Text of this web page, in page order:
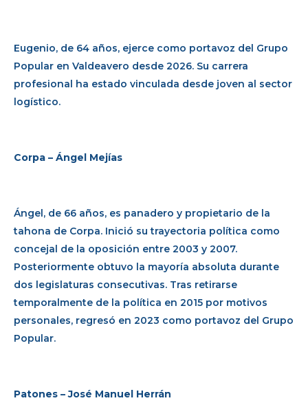
Eugenio, de 64 años, ejerce como portavoz del Grupo
Popular en Valdeavero desde 2026. Su carrera
profesional ha estado vinculada desde joven al sector
logístico.
Corpa – Ángel Mejías
Ángel, de 66 años, es panadero y propietario de la
tahona de Corpa. Inició su trayectoria política como
concejal de la oposición entre 2003 y 2007.
Posteriormente obtuvo la mayoría absoluta durante
dos legislaturas consecutivas. Tras retirarse
temporalmente de la política en 2015 por motivos
personales, regresó en 2023 como portavoz del Grupo
Popular.
Patones – José Manuel Herrán